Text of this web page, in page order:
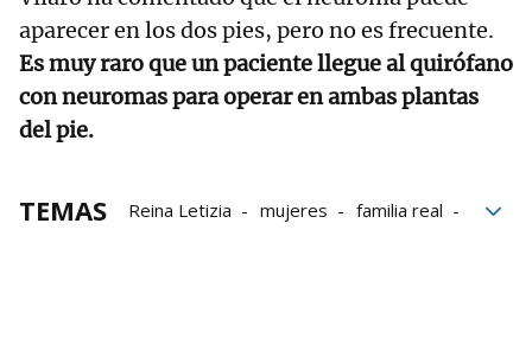
aparecer en los dos pies, pero no es frecuente.
Es muy raro que un paciente llegue al quirófano
con neuromas para operar en ambas plantas
del pie.
TEMAS Reina Letizia mujeres
familia real